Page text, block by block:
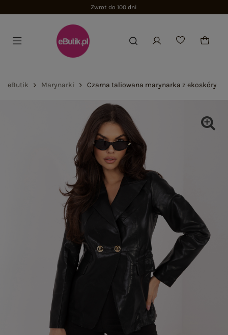
Zwrot do 100 dni
eButik Marynarki Czarna taliowana marynarka z ekoskóry